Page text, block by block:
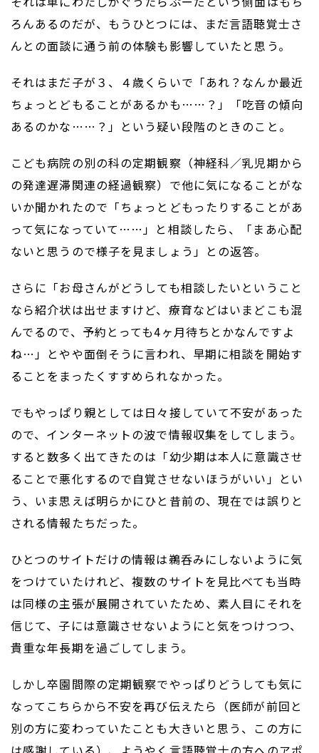
ろんあるのだが、もうひとつには、まだ言語聴覚士さ
んとの面談に通う前の体験も影響していたと思う。
それはまだ子が３、４歳くらいで「あれ？なんか最近
ちょっとどもることがあるかも……？」「吃音の傾向
あるのかな……？」という疑い段階のときのこと。
こども病院の別の科の定期観察（神経科／乳児期から
の発達遅滞関連の経過観察）で他に気になることがな
いか聞かれたので「ちょっとどもったりすることがあ
って気になっていて……」と相談したら、「まあ心配
ないと思うので様子を見ましょう」との返答。
さらに「お母さんがどうしても相談したいということ
なら紹介状は出せますけど、療育などはいまどこも混
んでるので、予約とっても4ヶ月待ちとかなんですよ
ね…」とやや面倒そうに言われ、早期に相談を開始す
ることをまったくすすめられなかった。
でもやっぱり親としては日々接していて不安があった
ので、インターネットの波で情報収集をしてしまう。
すると数多く出てきたのは「幼少期は本人に意識させ
ることで悪化するので自覚させないほうがいい」とい
う、いま思えば明らかにひと昔前の、現在では誤りと
される情報たちだった。
ひとつのサイトだけの情報は鵜呑みにしないように気
をつけていたけれど、複数のサイトを見比べても当時
は同様の主張が展開されていたため、素人目にそれを
信じて、子には意識させないようにと気をつけつつ、
貴重な年長期を過ごしてしまう。
しかし卒園間際の定期観察でやっぱりどうしても気に
なってこちらから不安を再び伝えたら（医師が前回と
別の方に変わっていたことも大きいと思う、この方に